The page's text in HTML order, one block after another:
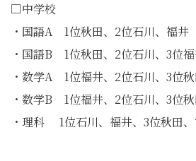
□中学校
・国語A 1位秋田、2位石川、福井
・国語B 1位秋田、2位石川、3位
・数学A 1位福井、2位石川、3位
・数学B 1位福井、2位石川、3位
・理科 1位石川、福井、3位秋田